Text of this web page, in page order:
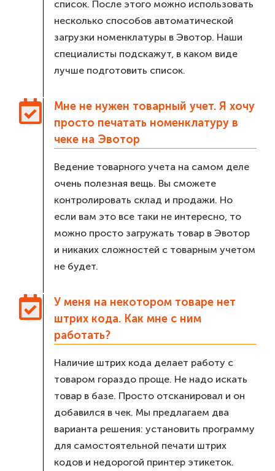
список. После этого можно использовать
несколько способов автоматической
загрузки номенклатуры в Эвотор. Наши
специалисты подскажут, в каком виде
лучше подготовить список.
Мне не нужен товарный учет. Я хочу
просто печатать номенклатуру в
чеке на Эвотор
Ведение товарного учета на самом деле
очень полезная вещь. Вы сможете
контролировать склад и продажи. Но
если вам это все таки не интересно, то
можно просто загружать товар в Эвотор
и никаких сложностей с товарным учетом
не будет.
У меня на некотором товаре нет
штрих кода. Как мне с ним
работать?
Наличие штрих кода делает работу с
товаром гораздо проще. Не надо искать
товар в базе. Просто отсканировал и он
добавился в чек. Мы предлагаем два
варианта решения: установить программу
для самостоятельной печати штрих
кодов и недорогой принтер этикеток.